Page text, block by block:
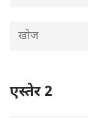
1 इतिहास
एस्तेर 2